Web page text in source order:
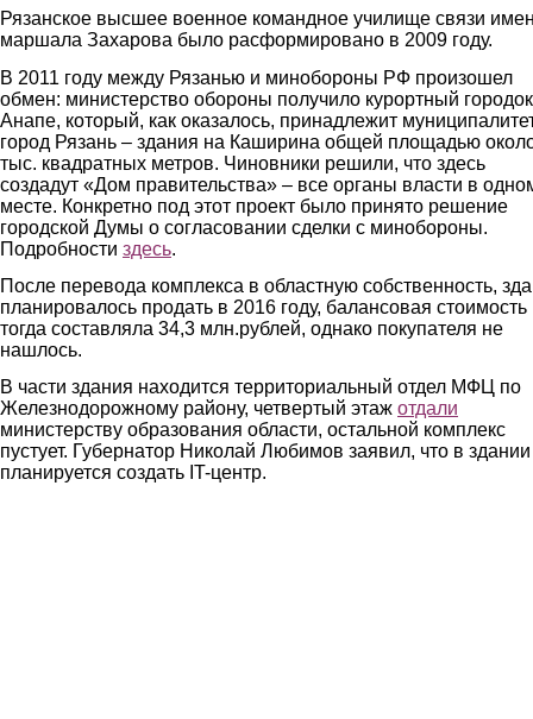
Рязанское высшее военное командное училище связи
маршала Захарова было расформировано в 2009 году.
В 2011 году между Рязанью и минобороны РФ произошел
обмен: министерство обороны получило курортный
Анапе, который, как оказалось, принадлежит
город Рязань – здания на Каширина общей площадью
тыс. квадратных метров. Чиновники решили, что здесь
создадут «Дом правительства» – все органы власти в
месте. Конкретно под этот проект было принято решение
городской Думы о согласовании сделки с минобороны.
Подробности здесь.
После перевода комплекса в областную собственность,
планировалось продать в 2016 году, балансовая стоимость
тогда составляла 34,3 млн.рублей, однако покупателя не
нашлось.
В части здания находится территориальный отдел МФЦ по
Железнодорожному району, четвертый этаж отдали
министерству образования области, остальной комплекс
пустует. Губернатор Николай Любимов заявил, что в здании
планируется создать IT-центр.